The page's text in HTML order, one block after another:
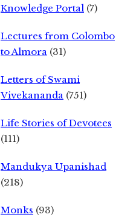
Knowledge Portal (7)
Lectures from Colombo
to Almora (31)
Letters of Swami
Vivekananda (751)
Life Stories of Devotees
(111)
Mandukya Upanishad
(218)
Monks (93)